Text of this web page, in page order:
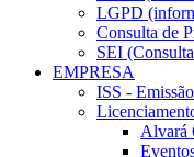
LGPD
Consulta de
SEI
EMPRESA
ISS -
Alvará